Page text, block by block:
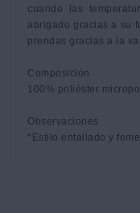
cuando las
abrigado gracias a su
prendas gracias a la
Composición
100% poliéster
Observaciones
*Estilo entallado y